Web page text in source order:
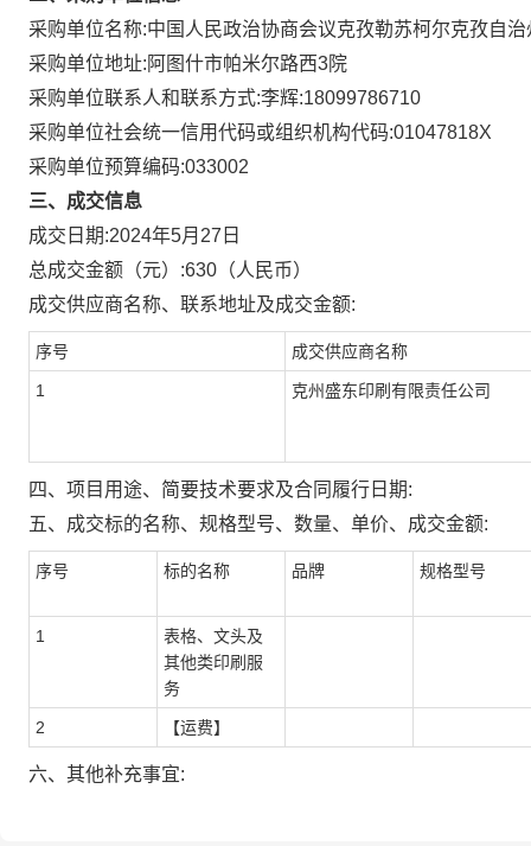
采购单位名称:中国人民政治协商会议克孜勒苏柯尔克孜自
采购单位地址: 阿图什市帕米尔路西3院
采购单位联系人和联系方式:李辉:18099786710
采购单位社会统一信用代码或组织机构代码:01047818X
采购单位预算编码:033002
三、成交信息
成交日期:2024年5月27日
总成交金额（元）:630 （人民币）
成交供应商名称、联系地址及成交金额:
序号 成交供应商名称
1 克州盛东印刷有限责任公司
四、项目用途、简要技术要求及合同履行日期:
五、成交标的名称、规格型号、数量、单价、成交金额:
序号 标的名称 品牌 规格型号
1
表格、文头及
其他类印刷服
务
2 【运费】
六、其他补充事宜: